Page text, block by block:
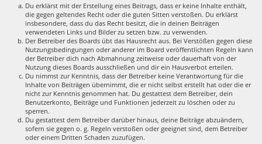
Du erklärst mit der Erstellung eines Beitrags, dass er keine Inhalte enthält,
die gegen geltendes Recht oder die guten Sitten verstoßen. Du erklärst
insbesondere, dass du das Recht besitzt, die in deinen Beiträgen
verwendeten Links und Bilder zu setzen bzw. zu verwenden.
Der Betreiber des Boards übt das Hausrecht aus. Bei Verstößen gegen diese
Nutzungsbedingungen oder anderer im Board veröffentlichten Regeln kann
der Betreiber dich nach Abmahnung zeitweise oder dauerhaft von der
Nutzung dieses Boards ausschließen und dir ein Hausverbot erteilen.
Du nimmst zur Kenntnis, dass der Betreiber keine Verantwortung für die
Inhalte von Beiträgen übernimmt, die er nicht selbst erstellt hat oder die er
nicht zur Kenntnis genommen hat. Du gestattest dem Betreiber, dein
Benutzerkonto, Beiträge und Funktionen jederzeit zu löschen oder zu
sperren.
Du gestattest dem Betreiber darüber hinaus, deine Beiträge abzuändern,
sofern sie gegen o. g. Regeln verstoßen oder geeignet sind, dem Betreiber
oder einem Dritten Schaden zuzufügen.